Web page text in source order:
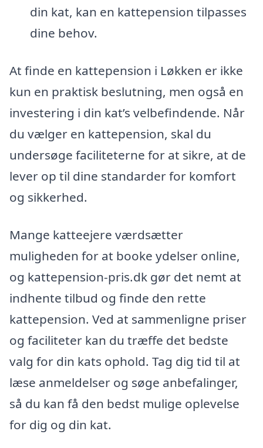
din kat, kan en kattepension tilpasses
dine behov.
At finde en kattepension i Løkken er ikke
kun en praktisk beslutning, men også en
investering i din kat’s velbefindende. Når
du vælger en kattepension, skal du
undersøge faciliteterne for at sikre, at de
lever op til dine standarder for komfort
og sikkerhed.
Mange katteejere værdsætter
muligheden for at booke ydelser online,
og kattepension-pris.dk gør det nemt at
indhente tilbud og finde den rette
kattepension. Ved at sammenligne priser
og faciliteter kan du træffe det bedste
valg for din kats ophold. Tag dig tid til at
læse anmeldelser og søge anbefalinger,
så du kan få den bedst mulige oplevelse
for dig og din kat.